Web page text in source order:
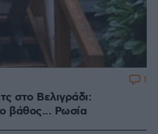
στο Βελιγράδι:
βάθος... Ρωσία
1